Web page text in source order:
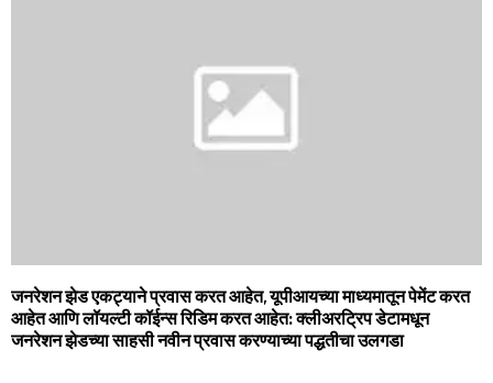
जनरेशन झेड एकट्याने प्रवास करत आहेत, यूपीआयच्‍या माध्‍यमातून पेमेंट करत
आहेत आणि लॉयल्‍टी कॉईन्‍स रिडिम करत आहेत: क्‍लीअरट्रिप डेटामधून
जनरेशन झेडच्‍या साहसी नवीन प्रवास करण्‍याच्‍या पद्धतीचा उलगडा